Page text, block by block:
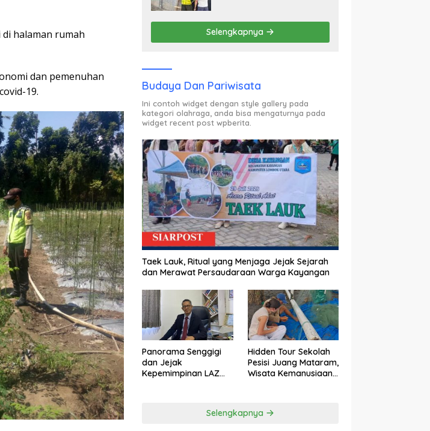
halaman rumah
dan pemenuhan
19.
Beralih Ke Dompu
Selengkapnya
Budaya Dan Pariwisata
Ini contoh widget dengan style gallery pada
kategori olahraga, anda bisa mengaturnya pada
widget recent post wpberita.
Taek Lauk, Ritual yang Menjaga Jejak Sejarah
dan Merawat Persaudaraan Warga Kayangan
Panorama Senggigi
dan Jejak
Kepemimpinan LAZ
Hidden Tour Sekolah
Pesisi Juang Mataram,
Wisata Kemanusiaan
Selengkapnya